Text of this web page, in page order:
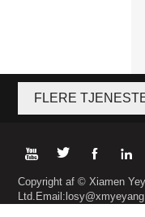
FLERE
   
Copyright af © Xiamen